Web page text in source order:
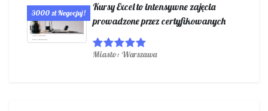
3000 zł Negocjuj!
Kursy Excel to intensywne zajęcia
prowadzone przez certyfikowanych
Miasto: Warszawa